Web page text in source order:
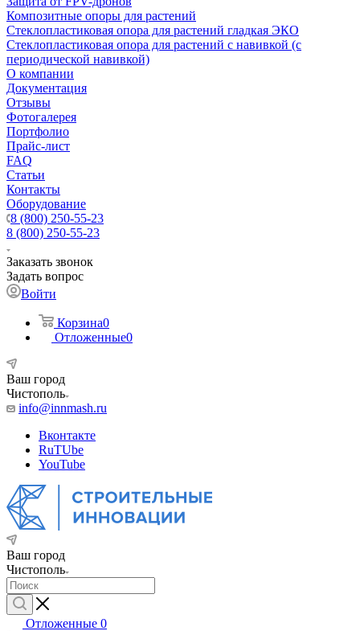
Композитные опоры для растений
Стеклопластиковая опора для растений гладкая ЭКО
Стеклопластиковая опора для растений с навивкой (с
периодической навивкой)
О компании
Документация
Отзывы
Фотогалерея
Портфолио
Прайс-лист
FAQ
Статьи
Контакты
Оборудование
8 (800) 250-55-23
8 (800) 250-55-23
Заказать звонок
Задать вопрос
Войти
Корзина0
Отложенные0
Ваш город
Чистополь
info@innmash.ru
Вконтакте
RuTUbe
YouTube
Ваш город
Чистополь
Отложенные 0